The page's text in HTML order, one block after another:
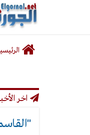
نت
اخر
المونديال بنسبة 50% حال استمرار كورونا